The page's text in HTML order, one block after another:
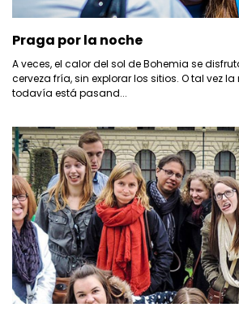
Praga por la noche
A veces, el calor del sol de Bohemia se
cerveza fría, sin explorar los sitios. O tal vez
todavía está pasand...